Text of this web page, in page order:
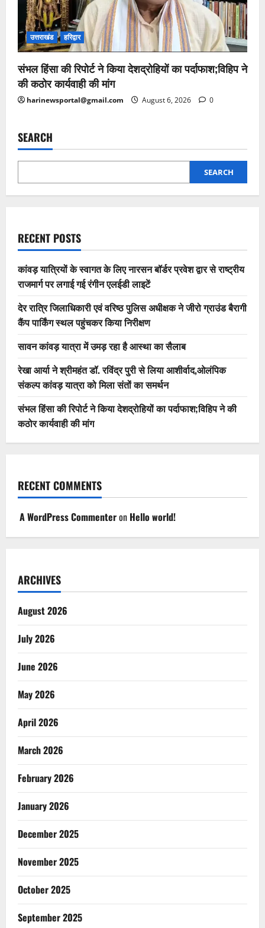
उत्तराखंड हरिद्वार
संभल हिंसा की रिपोर्ट ने किया देशद्रोहियों का पर्दाफाश;विहिप ने
की कठोर कार्यवाही की मांग
harinewsportal@gmail.com August 6, 2026 0
SEARCH
SEARCH
RECENT POSTS
कांवड़ यात्रियों के स्वागत के लिए नारसन बॉर्डर प्रवेश द्वार से राष्ट्रीय
राजमार्ग पर लगाई गई रंगीन एलईडी लाइटें
देर रात्रि जिलाधिकारी एवं वरिष्ठ पुलिस अधीक्षक ने जीरो ग्राउंड बैरागी
कैंप पार्किंग स्थल पहुंचकर किया निरीक्षण
सावन कांवड़ यात्रा में उमड़ रहा है आस्था का सैलाब
रेखा आर्या ने श्रीमहंत डॉ. रविंद्र पुरी से लिया आशीर्वाद,ओलंपिक
संकल्प कांवड़ यात्रा को मिला संतों का समर्थन
संभल हिंसा की रिपोर्ट ने किया देशद्रोहियों का पर्दाफाश;विहिप ने की
कठोर कार्यवाही की मांग
RECENT COMMENTS
A WordPress Commenteron Hello world!
ARCHIVES
August 2026
July 2026
June 2026
May 2026
April 2026
March 2026
February 2026
January 2026
December 2025
November 2025
October 2025
September 2025